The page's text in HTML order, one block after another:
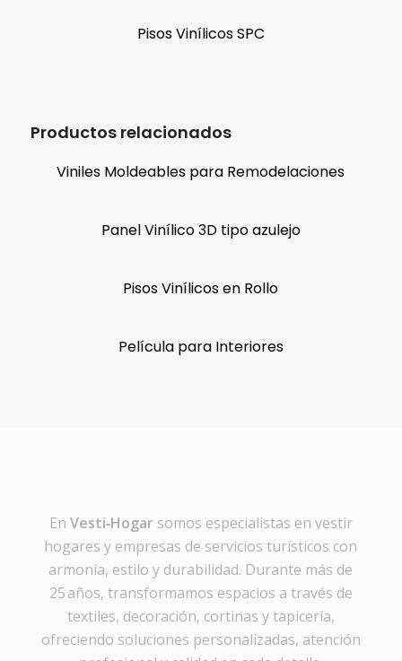
Pisos Vinílicos SPC
Productos relacionados
Viniles Moldeables para Remodelaciones
Panel Vinílico 3D tipo azulejo
Pisos Vinílicos en Rollo
Película para Interiores
En Vesti‑Hogar somos especialistas en vestir
hogares y empresas de servicios turísticos con
armonía, estilo y durabilidad. Durante más de
25 años, transformamos espacios a través de
textiles, decoración, cortinas y tapicería,
ofreciendo soluciones personalizadas, atención